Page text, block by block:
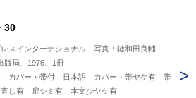
30
レスインターナショナル 写真：鍵和田良輔
版局、1976、1冊
カバー・帯付 日本語 カバー・帯ヤケ有 帯
直し有 扉シミ有 本文少ヤケ有